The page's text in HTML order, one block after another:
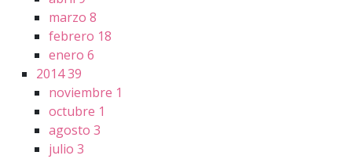
marzo 8
febrero 18
enero 6
201439
noviembre 1
octubre 1
agosto 3
julio 3